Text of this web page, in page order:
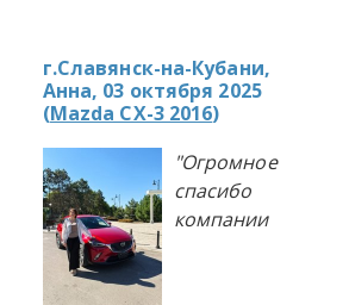
г.Славянск-на-Кубани,
Анна, 03 октября 2025
(Mazda CX-3 2016)
"Огромное
спасибо
компании